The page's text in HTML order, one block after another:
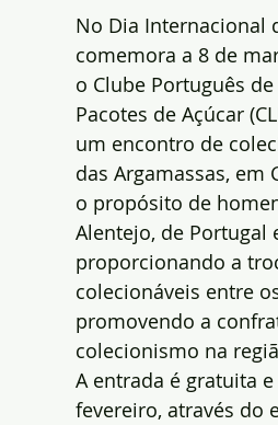
No Dia Internacional
comemora a 8 de
o Clube Português
Pacotes de Açúcar
um encontro de
das Argamassas, em
o propósito de
Alentejo, de Portugal
proporcionando a
colecionáveis entre
promovendo a
colecionismo na
A entrada é gratuita
fevereiro, através do